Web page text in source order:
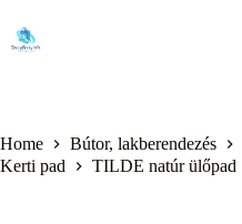
content
Home Bútor, lakberendezés
Kerti pad
TILDE natúr ülőpad